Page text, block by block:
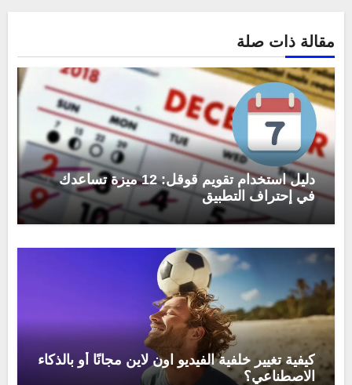
مقالة ذات صلة
دليل استخدام تقويم قوقل: 12 ميزة تساعدك
في إحتراف التطبيق
كيفية تغيير خلفية الفيديو اون لاين مجانًا أو بالذكاء
الاصطناعي؟